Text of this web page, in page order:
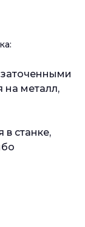
на металл,
в станке,